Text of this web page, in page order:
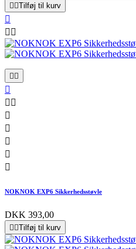
 Tilføj til kurv

 
 

 





NOKNOK EXP6 Sikkerhedsstøvle
DKK 393,00
 Tilføj til kurv